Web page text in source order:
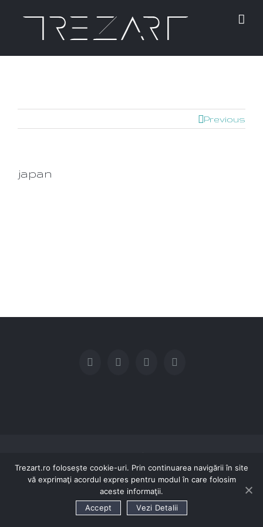
Previous
japan
© Copyright 2016 SC TREZART SRL | Toate drepturile rezervate
0740-046.140 / 0758-067.111 TRIMITE EMAIL
Trezart.ro folosește cookie-uri. Prin continuarea navigării în site
vă exprimaţi acordul expres pentru modul în care folosim
aceste informaţii.
Accept
Vezi Detalii